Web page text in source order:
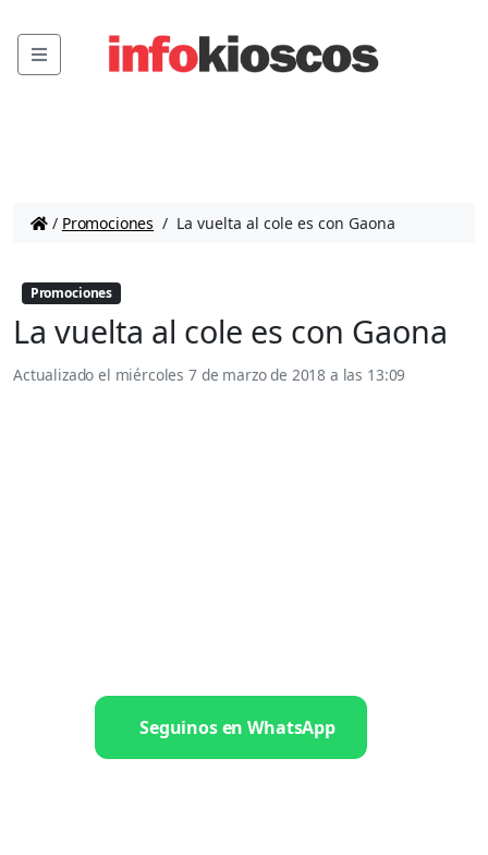
Menu
/ Promociones / La vuelta al cole es con Gaona
Promociones
La vuelta al cole es con Gaona
Actualizado el miércoles 7 de marzo de 2018 a las 13:09
Seguinos en WhatsApp